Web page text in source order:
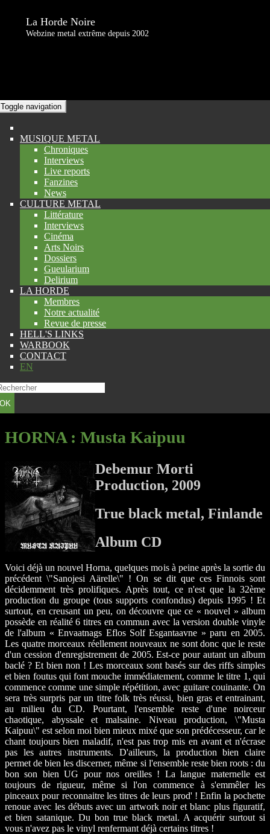
La Horde Noire
Webzine metal extrême depuis 2002
Toggle navigation
MUSIQUE METAL
Chroniques
Interviews
Live reports
Fanzines
News
CULTURE METAL
Littérature
Interviews
Cinéma
Arts Noirs
Dossiers
Gueularium
Delirium
LA HORDE
Membres
Notre actualité
Revue de presse
HELL'S LINKS
WARBOOK
CONTACT
EN
OK
HORNA: Musta Kaipuu
Debemur Morti
Production, 2009
True black metal, Finlande
Album CD
Voici déjà un nouvel Horna, quelques mois à peine après la sortie du
précédent \"Sanojesi Aärelle\" ! On se dit que ces Finnois sont
décidemment très prolifiques. Après tout, ce n'est que la 32ème
production du groupe (tous supports confondus) depuis 1995 ! Et
surtout, en creusant un peu, on découvre que ce « nouvel » album
possède en réalité 6 titres en commun avec la version double vinyle
de l'album « Envaatnags Eflos Solf Esgantaavne » paru en 2005.
Les quatre morceaux réellement nouveaux ne sont donc que le reste
d'un cession d'enregistrement de 2005. Est-ce pour autant un album
baclé ? Et bien non ! Les morceaux sont basés sur des riffs simples
et bien foutus qui font mouche immédiatement, comme le titre 1, qui
commence comme une simple répétition, avec guitare couinante. On
sera très surpris par un titre folk très réussi, bien gras et entrainant,
au milieu du CD. Pourtant, l'ensemble reste d'une noirceur
chaotique, abyssale et malsaine. Niveau production, \"Musta
Kaipuu\" est selon moi bien mieux mixé que son prédécesseur, car le
chant toujours bien maladif, n'est pas trop mis en avant et n'écrase
pas les autres instruments. D'ailleurs, la production bien claire
permet de bien les discerner, même si l'ensemble reste bien roots : du
bon son bien UG pour nos oreilles ! La langue maternelle est
toujours de rigueur, même si l'on commence à s'emmêler les
pinceaux pour reconnaitre les titres de leurs prod' ! Enfin la pochette
renoue avec les débuts avec un artwork noir et blanc plus figuratif,
et bien satanique. Du bon true black metal. A acquérir surtout si
vous n'avez pas le vinyl renfermant déjà certains titres !